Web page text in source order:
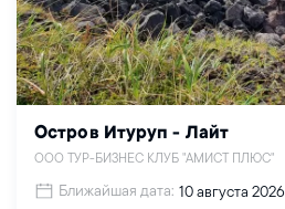
Остров Итуруп - Лайт
ООО ТУР-БИЗНЕС КЛУБ "АМИСТ ПЛЮС"
Ближайшая дата: 10 августа 2026